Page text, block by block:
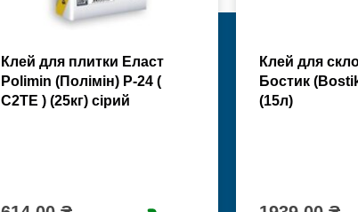
Клей для плитки Еласт
Polimin (Полімін) Р-24 (
С2ТЕ ) (25кг) сірий
Клей для
Бостик
(15л)